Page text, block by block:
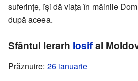
suferințe, își dă viața în mâinile
după aceea.
Sfântul Ierarh Iosifal
Prăznuire: 26 ianuarie